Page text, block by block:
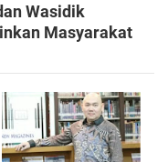
Wasidik
Masyarakat